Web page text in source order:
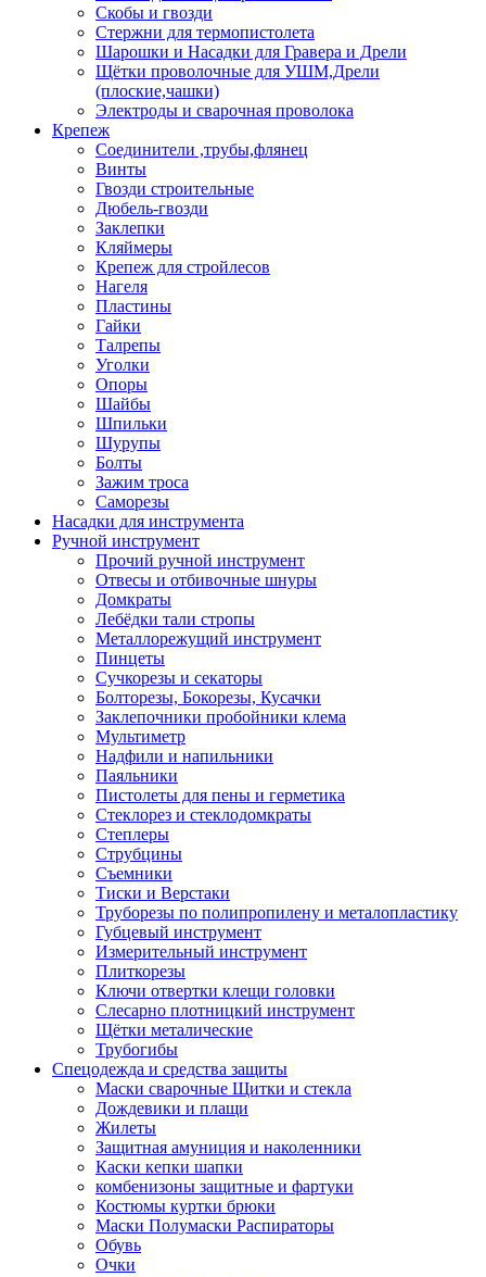
Скобы и гвозди
Стержни для термопистолета
Шарошки и Насадки для Гравера и Дрели
Щётки проволочные для УШМ,Дрели
(плоские,чашки)
Электроды и сварочная проволока
Крепеж
Соединители ,трубы,флянец
Винты
Гвозди строительные
Дюбель-гвозди
Заклепки
Кляймеры
Крепеж для стройлесов
Нагеля
Пластины
Гайки
Талрепы
Уголки
Опоры
Шайбы
Шпильки
Шурупы
Болты
Зажим троса
Саморезы
Насадки для инструмента
Ручной инструмент
Прочий ручной инструмент
Отвесы и отбивочные шнуры
Домкраты
Лебёдки тали стропы
Металлорежущий инструмент
Пинцеты
Сучкорезы и секаторы
Болторезы, Бокорезы, Кусачки
Заклепочники пробойники клема
Мультиметр
Надфили и напильники
Паяльники
Пистолеты для пены и герметика
Стеклорез и стеклодомкраты
Степлеры
Струбцины
Съемники
Тиски и Верстаки
Труборезы по полипропилену и металопластику
Губцевый инструмент
Измерительный инструмент
Плиткорезы
Ключи отвертки клещи головки
Слесарно плотницкий инструмент
Щётки металические
Трубогибы
Спецодежда и средства защиты
Маски сварочные Щитки и стекла
Дождевики и плащи
Жилеты
Защитная амуниция и наколенники
Каски кепки шапки
комбенизоны защитные и фартуки
Костюмы куртки брюки
Маски Полумаски Распираторы
Обувь
Очки